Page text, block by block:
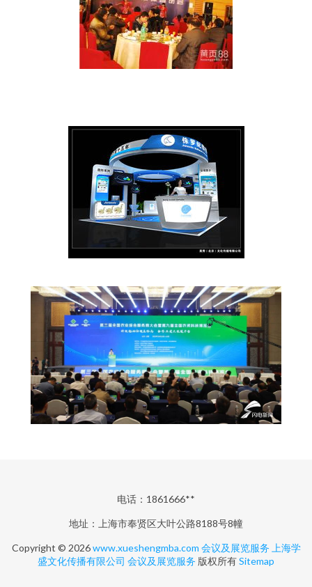
电话：1861666**
地址：上海市奉贤区大叶公路8188号8幢
Copyright © 2026www.xueshengmba.com 会议及展览服务 上海学
盛文化传播有限公司 会议及展览服务 版权所有Sitemap